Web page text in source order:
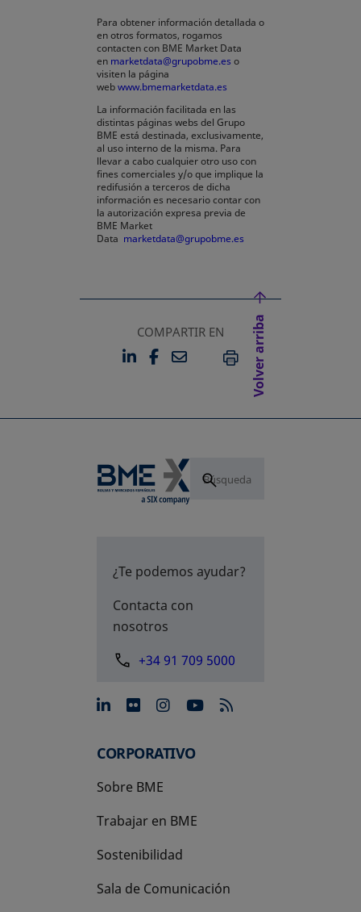
Para obtener información detallada o
en otros formatos, rogamos
contacten con BME Market Data
en marketdata@grupobme.es o
visiten la página
webwww.bmemarketdata.es
La información facilitada en las
distintas páginas webs del Grupo
BME está destinada, exclusivamente,
al uso interno de la misma. Para
llevar a cabo cualquier otro uso con
fines comerciales y/o que implique la
redifusión a terceros de dicha
información es necesario contar con
la autorización expresa previa de
BME Market
Data marketdata@grupobme.es
COMPARTIR EN
LINKEDIN
SE ABRE EN UNA PESTAÑA
FACEBOOK
SE ABRE EN UNA
EMAILIMPRIMIR
Volver arriba
¿Te podemos ayudar?
Contacta con
nosotros
+34 91 709 5000
se abre en una pestaña
se abre en una pestaña
se abre en una
se abre en una
CORPORATIVO
Sobre BME
Trabajar en BME
Sostenibilidad
Sala de Comunicación